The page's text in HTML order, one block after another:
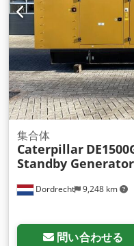
Dordrecht 9,248 km
集合体
Caterpillar
Standby Generator
問い合わせる